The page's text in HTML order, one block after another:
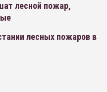
лесной пожар,
лесных пожаров в